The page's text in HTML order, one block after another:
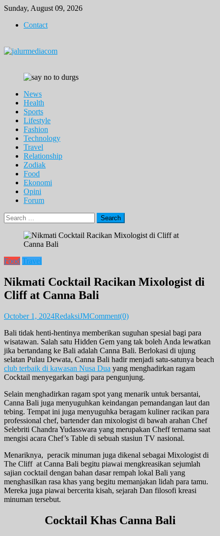
Skip
content
Sunday, August 09, 2026
Contact
News
Health
Sports
Lifestyle
Fashion
Technology
Travel
Relationship
Zodiak
Food
Ekonomi
Opini
Forum
Search
for:
Food Travel
Nikmati Cocktail Racikan Mixologist di
Cliff at Canna Bali
October 1, 2024RedaksiJMComment(0)
Bali tidak henti-hentinya memberikan suguhan spesial bagi para
wisatawan. Salah satu Hidden Gem yang tak boleh Anda lewatkan
jika bertandang ke Bali adalah Canna Bali. Berlokasi di ujung
selatan Pulau Dewata, Canna Bali hadir menjadi satu-satunya beach
club terbaik di kawasan Nusa Dua yang menghadirkan ragam
Cocktail menyegarkan bagi para pengunjung.
Selain menghadirkan ragam spot yang menarik untuk bersantai,
Canna Bali juga menyuguhkan keindangan pemandangan laut dan
tebing. Tempat ini juga menyuguhka beragam kuliner racikan para
professional chef, bartender dan mixologist di bawah arahan Chef
Selebriti Chandra Yudasswara yang merupakan Cheff ternama saat
mengisi acara Chef’s Table di sebuah stasiun TV nasional.
Menariknya, peracik minuman juga dikenal sebagai Mixologist di
The Cliff at Canna Bali begitu piawai mengkreasikan sejumlah
sajian cocktail dengan bahan dasar rempah lokal Bali yang
menghasilkan rasa khas yang begitu memanjakan lidah para tamu.
Mereka juga piawai bercerita kisah, sejarah Dan filosofi kreasi
minuman tersebut.
Cocktail Khas Canna Bali